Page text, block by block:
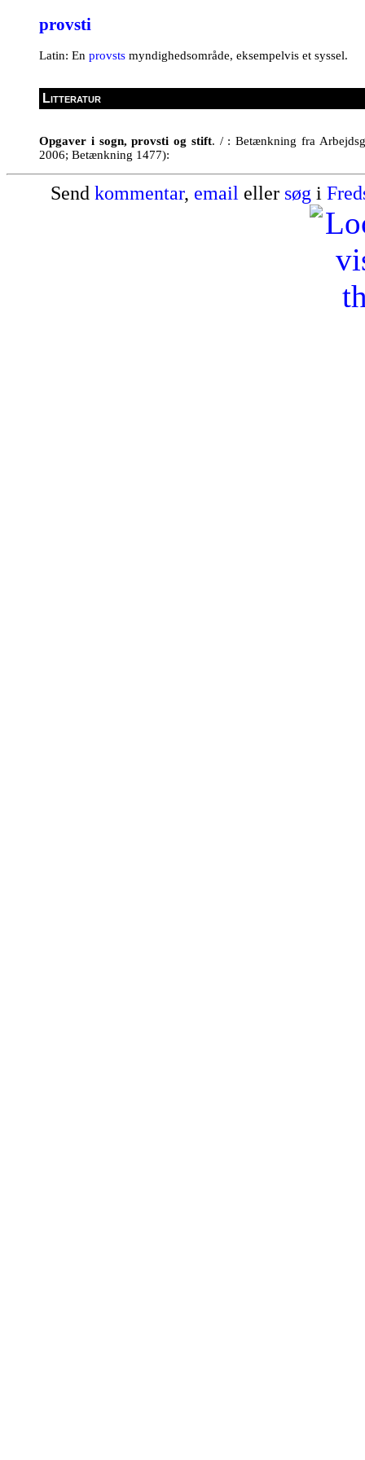
provsti
Latin: En provsts myndighedsområde, eksempelvis et syssel.
Litteratur
Opgaver i sogn, provsti og stift. / : Betænkning fra
2006; Betænkning 1477):
Send kommentar, email eller søg i